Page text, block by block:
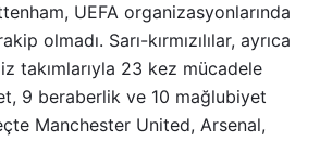
UEFA organizasyonlarında
olmadı. Sarı-kırmızılılar, ayrıca
takımlarıyla 23 kez mücadele
9 beraberlik ve 10 mağlubiyet
Manchester United, Arsenal,